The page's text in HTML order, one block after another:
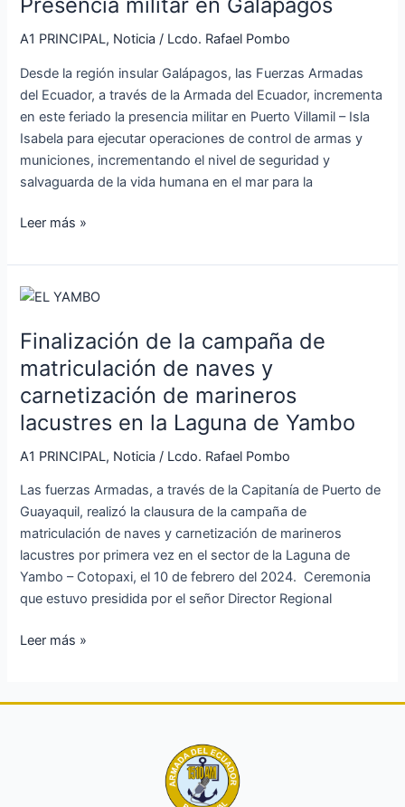
A1 PRINCIPAL, Noticia / Lcdo. Rafael Pombo
Desde la región insular Galápagos, las Fuerzas Armadas
del Ecuador, a través de la Armada del Ecuador, incrementa
en este feriado la presencia militar en Puerto Villamil – Isla
Isabela para ejecutar operaciones de control de armas y
municiones, incrementando el nivel de seguridad y
salvaguarda de la vida humana en el mar para la
Leer más »
Finalización de la campaña de
matriculación de naves y
carnetización de marineros
lacustres en la Laguna de Yambo
A1 PRINCIPAL, Noticia / Lcdo. Rafael Pombo
Las fuerzas Armadas, a través de la Capitanía de Puerto de
Guayaquil, realizó la clausura de la campaña de
matriculación de naves y carnetización de marineros
lacustres por primera vez en el sector de la Laguna de
Yambo – Cotopaxi, el 10 de febrero del 2024. Ceremonia
que estuvo presidida por el señor Director Regional
Finalización
la
campaña
matriculación
de
naves
carnetización
de
marineros
lacustres
en
la
de
Leer más »